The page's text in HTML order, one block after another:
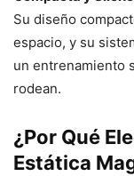
Su diseño
espacio, y su
un entrenamiento
rodean.
¿Por Qué
Estática